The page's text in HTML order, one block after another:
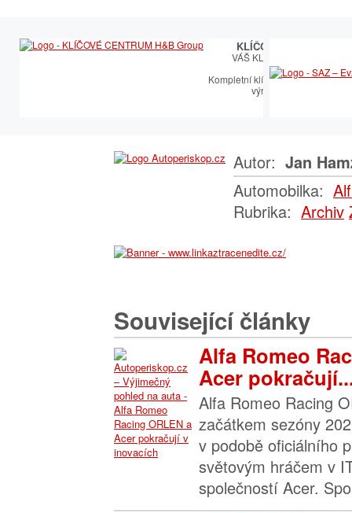
KLÍČOVÉ CENTRUM
VÁŠ KLÍČOVÝ PARTNER
Kompletní klíčařský sortiment
výroby autoklíčů
Autor: Jan
Automobilka:
Rubrika: Archiv
Související články
Alfa Romeo
Acer
Alfa Romeo Racing
začátkem sezóny
v podobě oficiálního
světovým hráčem v
společností Acer.